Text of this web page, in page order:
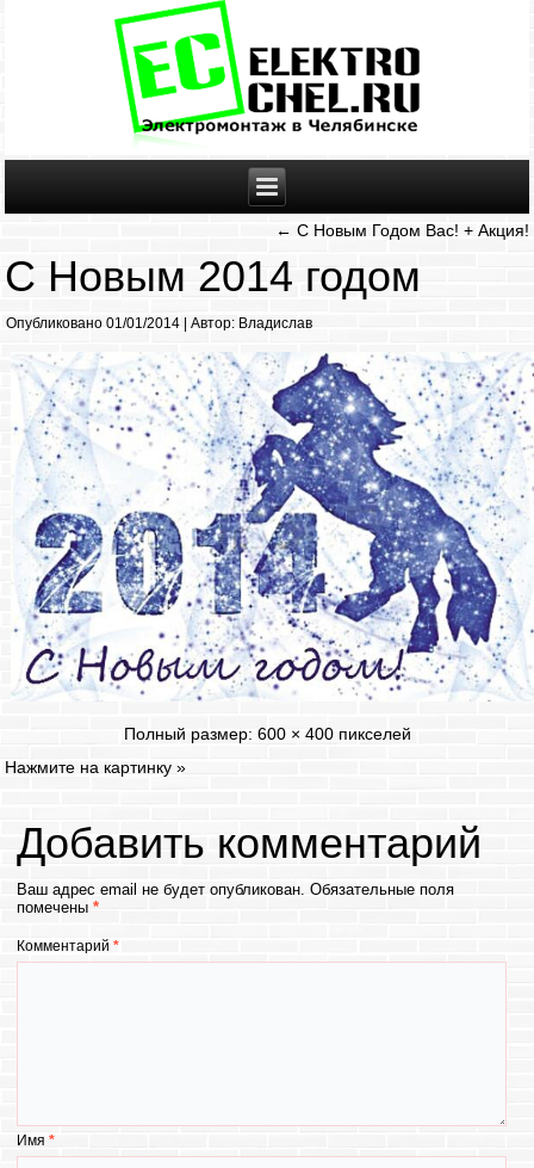
← С Новым Годом Вас! + Акция!
С Новым 2014 годом
Опубликовано 01/01/2014 |Автор: Владислав
Полный размер: 600 × 400пикселей
Нажмите на картинку »
Добавить комментарий
Ваш адрес email не будет опубликован. Обязательные поля
помечены*
Комментарий*
Имя*